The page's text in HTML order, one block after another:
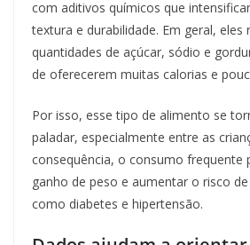
com aditivos químicos que
textura e durabilidade. Em geral, eles
quantidades de açúcar, sódio e
de oferecerem muitas calorias e
Por isso, esse tipo de alimento se
paladar, especialmente entre as
consequência, o consumo frequente
ganho de peso e aumentar o risco
como diabetes e hipertensão.